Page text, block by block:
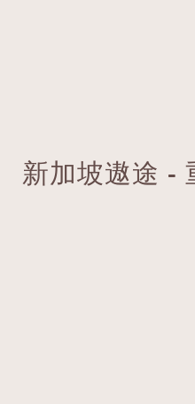
新加坡遨途 -